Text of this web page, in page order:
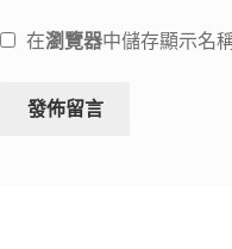
在瀏覽器中儲存顯示名